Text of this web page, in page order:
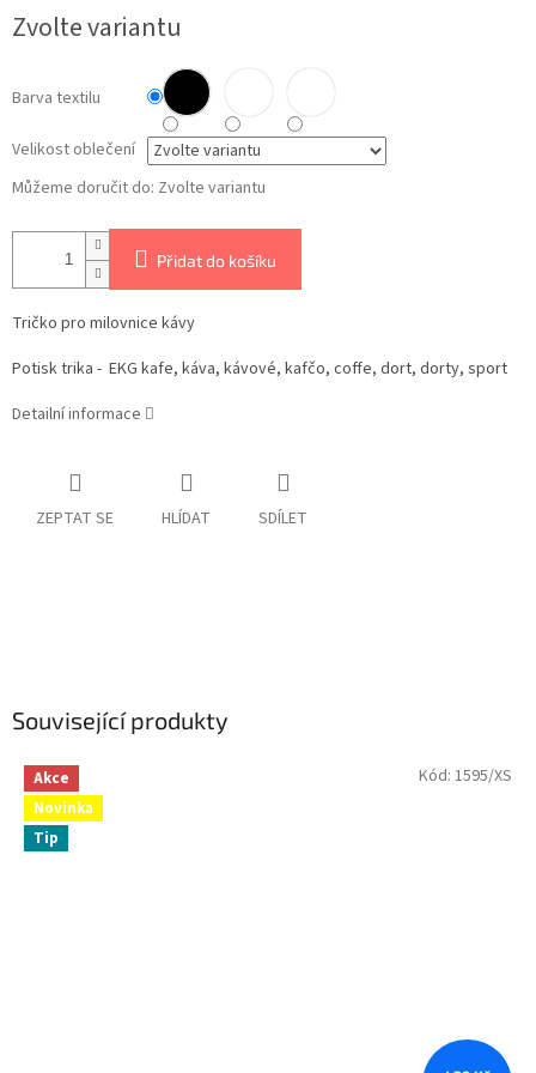
cena:
Zvolte variantu
Barva textilu
Velikost oblečení
Můžeme doručit do: Zvolte variantu
Přidat do košíku
Tričko pro milovnice kávy
Potisk trika - EKG kafe, káva, kávové, kafčo, coffe, dort, dorty, sport
Detailní informace
ZEPTAT SE HLÍDAT SDÍLET
Související produkty
Akce
Novinka
Tip
Kód: 1595/XS